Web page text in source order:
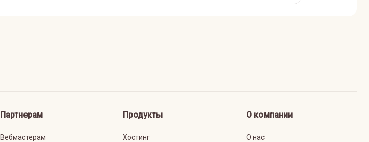
Партнерам
Вебмастерам
Продукты
Хостинг
О компании
О нас